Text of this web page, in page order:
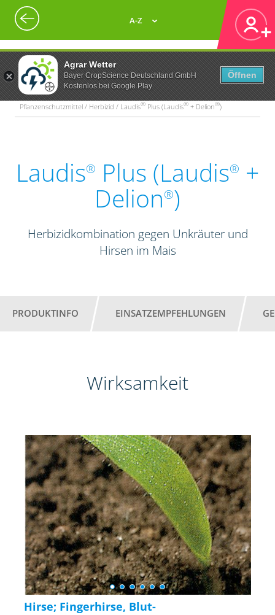
Agrar Wetter
Bayer CropScience Deutschland GmbH
Kostenlos bei Google Play
Öffnen
A-Z
Pflanzenschutzmittel / Herbizid / Laudis® Plus (Laudis® + Delion®)
Laudis® Plus (Laudis® +
Delion®)
Herbizidkombination gegen Unkräuter und
Hirsen im Mais
PRODUKTINFO EINSATZEMPFEHLUNGEN
Wirksamkeit
Hirse; Fingerhirse, Blut-